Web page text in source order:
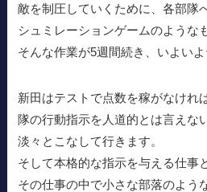
敵を制圧していくために、各部隊
シュミレーションゲームのような
そんな作業が5週間続き、いよいよ
新田はテストで点数を稼がなけれ
隊の行動指示を人道的とは言えな
淡々とこなして行きます。
そして本格的な指示を与える仕事
その仕事の中で小さな部落のよう